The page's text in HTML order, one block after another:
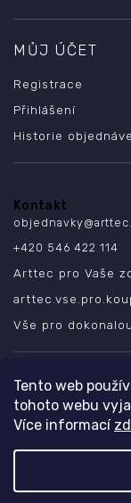
Tento web
tohoto webu
Více informací
MŮJ ÚČET
Registrace
Přihlášení
Historie
Kontakt
objednavky@
+420 546 422 114
Arttec pro Vaše
Vše pro
SLEDUJTE
Copyright 2026